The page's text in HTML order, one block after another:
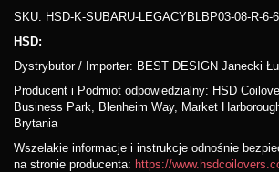
SKU: HSD-K-SUBARU-LEGACYBLBP03-08-R-6-
HSD:
Dystrybutor / Importer: BEST DESIGN Janecki
Producent i Podmiot odpowiedzialny: HSD
Business Park, Blenheim Way, Market
Brytania
Wszelakie informacje i instrukcje odnośnie
na stronie producenta: https://